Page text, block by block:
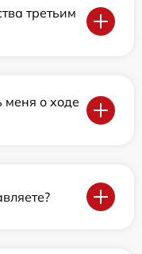
третьим
о ходе